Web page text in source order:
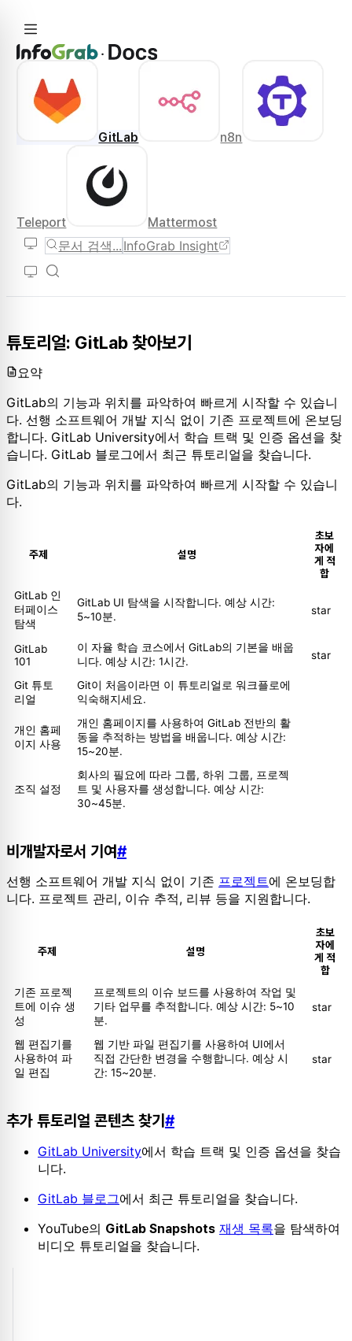
GitLab n8n
Teleport Mattermost
문서 검색... InfoGrab Insight
튜토리얼: GitLab 찾아보기
요약
GitLab의 기능과 위치를 파악하여 빠르게 시작할 수 있습니
다. 선행 소프트웨어 개발 지식 없이 기존 프로젝트에 온보딩
합니다. GitLab University에서 학습 트랙 및 인증 옵션을 찾
습니다. GitLab 블로그에서 최근 튜토리얼을 찾습니다.
GitLab의 기능과 위치를 파악하여 빠르게 시작할 수 있습니
다.
주제 설명
초보
자에
게 적
합
GitLab 인
터페이스
탐색
GitLab UI 탐색을 시작합니다. 예상 시간:
5~10분.
star
GitLab
101
이 자율 학습 코스에서 GitLab의 기본을 배웁
니다. 예상 시간: 1시간.
star
Git 튜토
리얼
Git이 처음이라면 이 튜토리얼로 워크플로에
익숙해지세요.
개인 홈페
이지 사용
개인 홈페이지를 사용하여 GitLab 전반의 활
동을 추적하는 방법을 배웁니다. 예상 시간:
15~20분.
조직 설정
회사의 필요에 따라 그룹, 하위 그룹, 프로젝
트 및 사용자를 생성합니다. 예상 시간:
30~45분.
비개발자로서 기여#
선행 소프트웨어 개발 지식 없이 기존 프로젝트에 온보딩합
니다. 프로젝트 관리, 이슈 추적, 리뷰 등을 지원합니다.
주제 설명
초보
자에
게 적
합
기존 프로젝
트에 이슈 생
성
프로젝트의 이슈 보드를 사용하여 작업 및
기타 업무를 추적합니다. 예상 시간: 5~10
분.
star
웹 편집기를
사용하여 파
일 편집
웹 기반 파일 편집기를 사용하여 UI에서
직접 간단한 변경을 수행합니다. 예상 시
간: 15~20분.
star
추가 튜토리얼 콘텐츠 찾기 #
GitLab University에서 학습 트랙 및 인증 옵션을 찾습
니다.
GitLab 블로그에서 최근 튜토리얼을 찾습니다.
YouTube의 GitLab Snapshots 재생 목록을 탐색하여
비디오 튜토리얼을 찾습니다.